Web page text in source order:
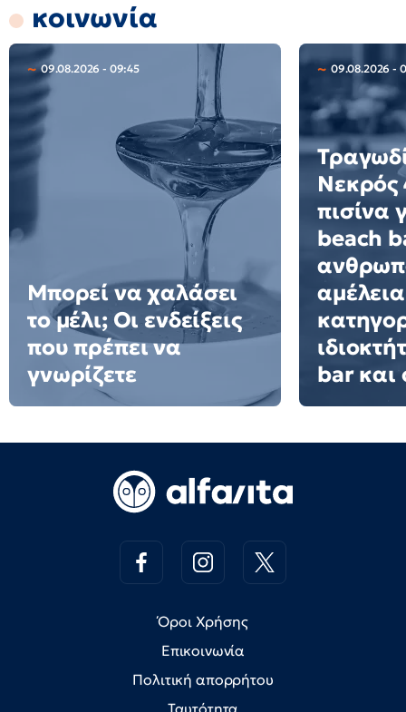
κοινωνία
09.08.2026 - 09:45
Μπορεί να χαλάσει
το μέλι; Οι ενδείξεις
που πρέπει να
γνωρίζετε
09.08.2026 -
Νεκρός
πισίνα
beach
αμέλεια
bar και
Όροι Χρήσης
Επικοινωνία
Πολιτική απορρήτου